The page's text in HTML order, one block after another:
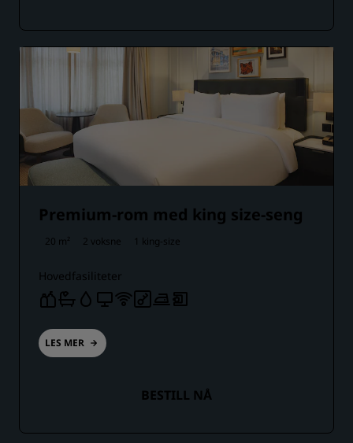
Premium-rom med king size-seng
20 m² 2 voksne 1 king-size
Hovedfasiliteter
LES MER
BESTILL NÅ